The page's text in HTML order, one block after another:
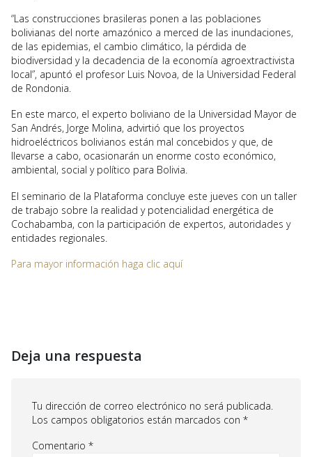
“Las construcciones brasileras ponen a las poblaciones
bolivianas del norte amazónico a merced de las inundaciones,
de las epidemias, el cambio climático, la pérdida de
biodiversidad y la decadencia de la economía agroextractivista
local”, apuntó el profesor Luis Novoa, de la Universidad Federal
de Rondonia.
En este marco, el experto boliviano de la Universidad Mayor de
San Andrés, Jorge Molina, advirtió que los proyectos
hidroeléctricos bolivianos están mal concebidos y que, de
llevarse a cabo, ocasionarán un enorme costo económico,
ambiental, social y político para Bolivia.
El seminario de la Plataforma concluye este jueves con un taller
de trabajo sobre la realidad y potencialidad energética de
Cochabamba, con la participación de expertos, autoridades y
entidades regionales.
Para mayor información haga clic aquí
Deja una respuesta
Tu dirección de correo electrónico no será publicada.
Los campos obligatorios están marcados con *
Comentario *